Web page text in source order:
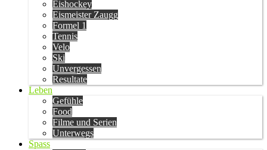
Eishockey
Eismeister Zaugg
Formel 1
Tennis
Velo
Ski
Unvergessen
Resultate
Leben
Gefühle
Food
Filme und Serien
Unterwegs
Spass